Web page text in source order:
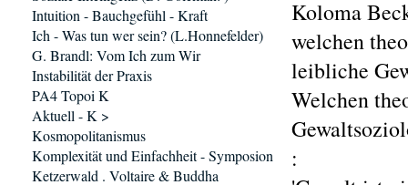
Koloma
welchen
leibliche
Welchen
:
Intuition - Bauchgefühl - Kraft
Ich - Was tun wer sein? (L.Honnefelder)
G. Brandl: Vom Ich zum Wir
Instabilität der Praxis
PA4 Topoi K
Aktuell - K >
Kosmopolitanismus
Komplexität und Einfachheit - Symposion
Ketzerwald . Voltaire & Buddha